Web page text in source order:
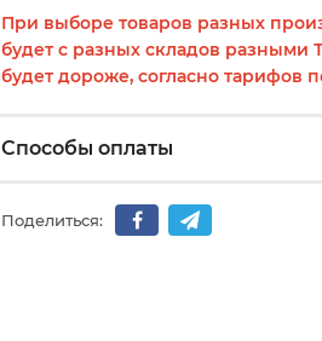
При выборе товаров разных
будет с разных складов разными
будет дороже, согласно тарифов
Способы оплаты
Поделиться: